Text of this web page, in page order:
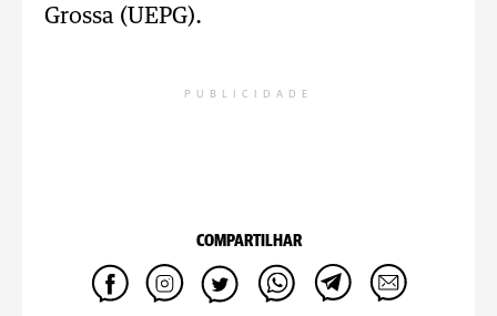
Grossa (UEPG).
PUBLICIDADE
COMPARTILHAR